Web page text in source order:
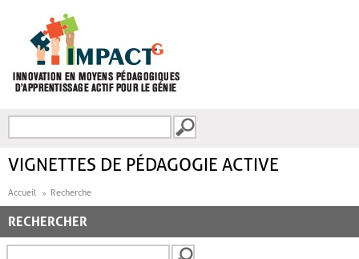
FORMULAIRE DE
VIGNETTES DE PÉDAGOGIE ACTIVE
Accueil Recherche
RECHERCHER